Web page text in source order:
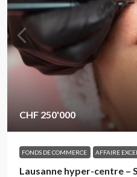
CHF 250'000
FONDS DE COMMERCE AFFAIRE
Lausanne hyper-centre –